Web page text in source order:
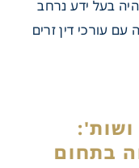
בעל ידע נרחב
עורכי דין זרים